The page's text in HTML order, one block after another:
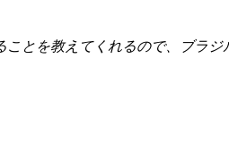
とを教えてくれるので、ブラジ